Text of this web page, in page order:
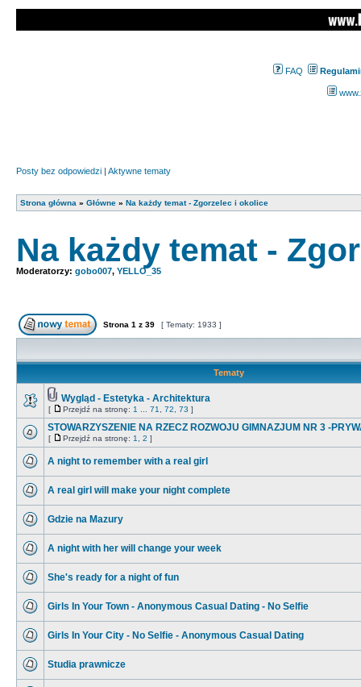
FAQ
Posty bez odpowiedzi | Aktywne tematy
Strona główna » Główne » Na każdy temat - Zgorzelec i okolice
Na każdy temat -
Moderatorzy: gobo007, YELLO_35
Strona 1 z 39 [ Tematy: 1933 ]
Tematy
Wygląd - Estetyka - Architektura
[ Przejdź na stronę: 1 71 72 73 ]
STOWARZYSZENIE NA RZECZ ROZWOJU GIMNAZJUM NR 3 -
[ Przejdź na stronę: 1 2 ]
A night to remember with a real girl
A real girl will make your night complete
Gdzie na Mazury
A night with her will change your week
She's ready for a night of fun
Girls In Your Town - Anonymous Casual Dating - No Selfie
Girls In Your City - No Selfie - Anonymous Casual Dating
Studia prawnicze